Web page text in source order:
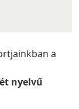
a
nyelvű